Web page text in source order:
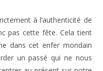
à l’authenticité de
pas cette fête. Cela tient
dans cet enfer mondain
un passé qui ne nous